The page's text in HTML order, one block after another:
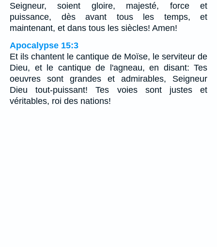
Seigneur, soient gloire, majesté, force et
puissance, dès avant tous les temps, et
maintenant, et dans tous les siècles! Amen!
Apocalypse 15:3
Et ils chantent le cantique de Moïse, le serviteur de
Dieu, et le cantique de l'agneau, en disant: Tes
oeuvres sont grandes et admirables, Seigneur
Dieu tout-puissant! Tes voies sont justes et
véritables, roi des nations!